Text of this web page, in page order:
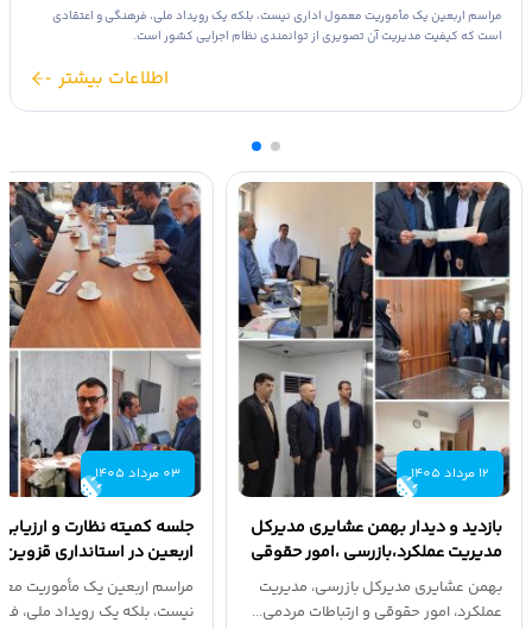
مراسم اربعین یک مأموریت معمول اداری نیست، بلکه یک رویداد ملی، فرهنگی و اعتقادی
است که کیفیت مدیریت آن تصویری از توانمندی نظام اجرایی کشور است.
اطلاعات بیشتر
12 مرداد 1405
بازدید و دیدار بهمن عشایری مدیرکل
مدیریت عملکرد،بازرسی ،امور حقوقی
بهمن عشایری مدیرکل بازرسی، مدیریت
عملکرد، امور حقوقی و ارتباطات مردمی...
03 مرداد 1405
جلسه کمیته نظارت و
اربعین در استانداری قزوین
مراسم اربعین یک مأموریت
نیست، بلکه یک رویداد ملی،